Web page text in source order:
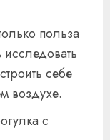
польза
себе
воздухе.
с